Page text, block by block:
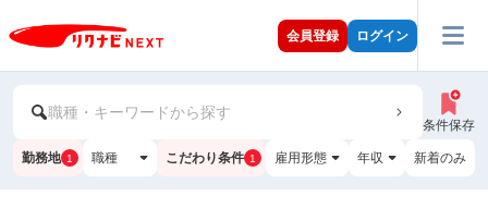
会員登録 ログイン
職種・キーワードから探す
条件保存
勤務地 1 職種 こだわり条件 1 雇用形態 年収 新着のみ